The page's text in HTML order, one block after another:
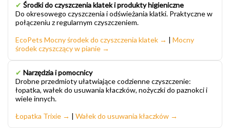
✔ Środki do czyszczenia klatek i produkty higieniczne
Do okresowego czyszczenia i odświeżania klatki. Praktyczne w
połączeniu z regularnym czyszczeniem.
EcoPets Mocny środek do czyszczenia klatek → | Mocny
środek czyszczący w pianie →
✔ Narzędzia i pomocnicy
Drobne przedmioty ułatwiające codzienne czyszczenie:
łopatka, wałek do usuwania kłaczków, nożyczki do paznokci i
wiele innych.
Łopatka Trixie → | Wałek do usuwania kłaczków →